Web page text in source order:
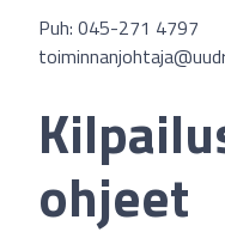
Puh: 045-271 4797
ohjeet